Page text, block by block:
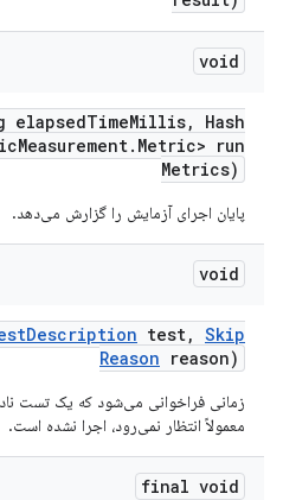
void
elapsedTimeMillis,
Hash
Measurement. Metric> run
Metrics)
پایان اجرای آزمایش را گزارش می‌دهد.
void
Description test, Skip
Reason reason)
زمانی فراخوانی می‌شود که یک تست
معمولاً انتظار نمی‌رود، اجرا نشده است.
final void